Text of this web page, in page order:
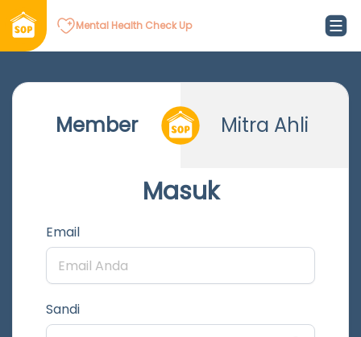
Mental Health Check Up
Member Mitra Ahli
Masuk
Email
Sandi